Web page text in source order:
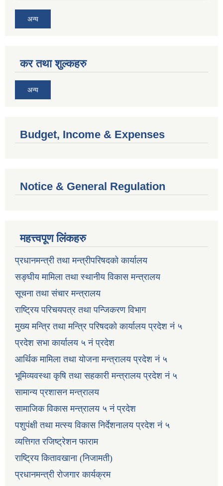
अन्य
कर तथा शुल्कहरु
अन्य
Budget, Income & Expenses
Notice & General Regulation
महत्त्वपूण लिंकहरु
प्रधानमन्त्री तथा मन्त्रीपरिषदको कार्यालय
सङ्घीय मामिला तथा स्थानीय विकास मन्त्रालय
सूचना तथा संचार मन्त्रालय
राष्ट्रिय परिचयपत्र तथा पन्जिकरण विभाग
मुख्य मन्त्रि तथा मन्त्रि परिषदको कार्यालय प्रदेश नं ५
प्रदेश सभा कार्यालय ५ नं प्रदेश
आर्थिक मामिला तथा योजना मन्त्रालय प्रदेश नं ५
भूमिव्यवस्था कृषि तथा सहकारी मन्त्रालय प्रदेश नं ५
सामान्य प्रशासन मन्त्रालय
सामाजिक विकास मन्त्रालय ५ नं प्रदेश
पशुपंक्षी तथा मत्स्य विकास निर्देशनालय प्रदेश नं ५
व्यत्तिगत रजिष्ट्रेशन फाराम
राष्ट्रिय कितावखाना (निजामती)
प्रधानमन्त्री रोजगार कार्यक्रम